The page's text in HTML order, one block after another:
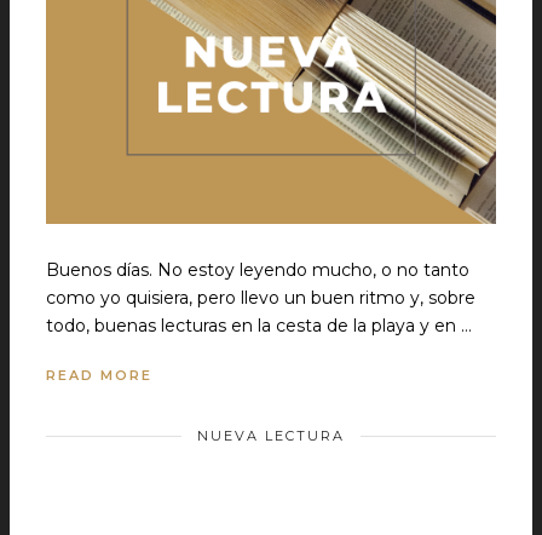
Buenos días. No estoy leyendo mucho, o no tanto
como yo quisiera, pero llevo un buen ritmo y, sobre
todo, buenas lecturas en la cesta de la playa y en …
READ MORE
NUEVA LECTURA